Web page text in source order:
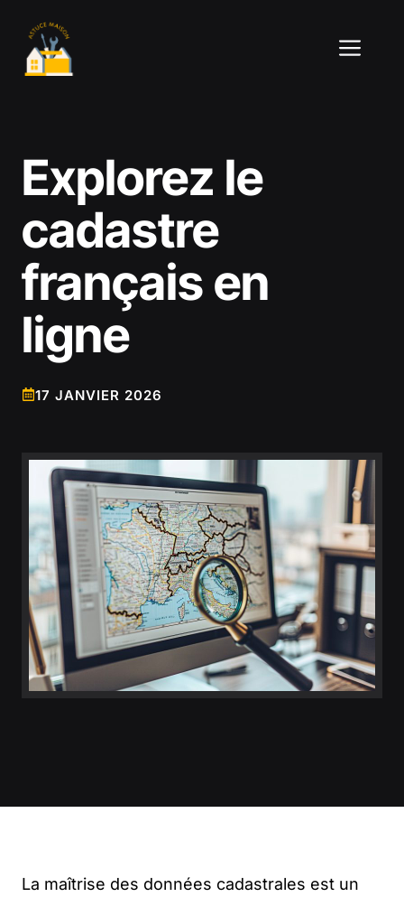
contenu
Explorez le
cadastre
français en
ligne
17 JANVIER 2026
La maîtrise des données cadastrales est un